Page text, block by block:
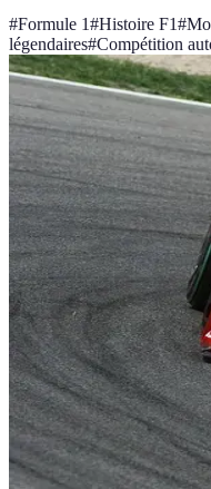
#Formule 1#Histoire F1#
légendaires#Compétition